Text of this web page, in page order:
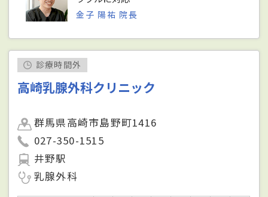
金子 陽祐 院長
診療時間外
高崎乳腺外科クリニック
群馬県高崎市島野町1416
027-350-1515
井野駅
乳腺外科